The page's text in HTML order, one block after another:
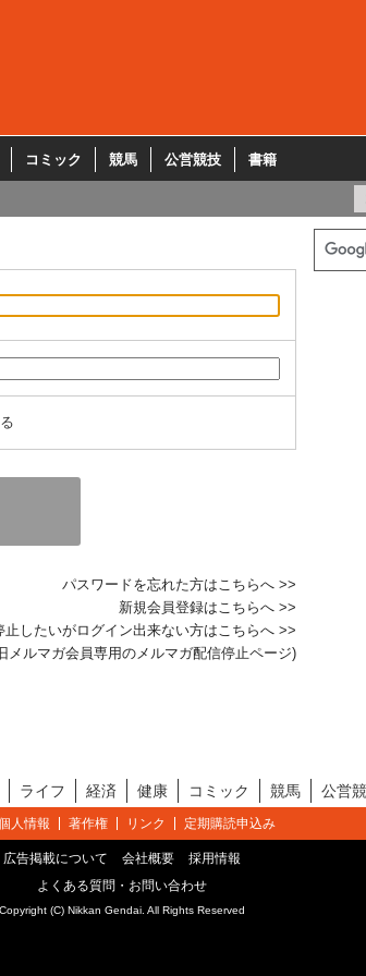
コミック 競馬 公営競技 書籍
パスワードを忘れた方はこちらへ >>
新規会員登録はこちらへ >>
止したいがログイン出来ない方はこちらへ >>
メルマガ会員専用のメルマガ配信停止ページ)
ライフ 経済 健康 コミック 競馬 公営
人情報 著作権 リンク 定期購読申込み
広告掲載について 会社概要
採用情報
よくある質問・お問い合わせ
Copyright (C) Nikkan Gendai. All Rights Reserved